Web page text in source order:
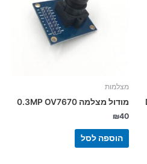
מצלמות
מודול מצלמה 0.3MP OV7670
₪40
הוספה לסל